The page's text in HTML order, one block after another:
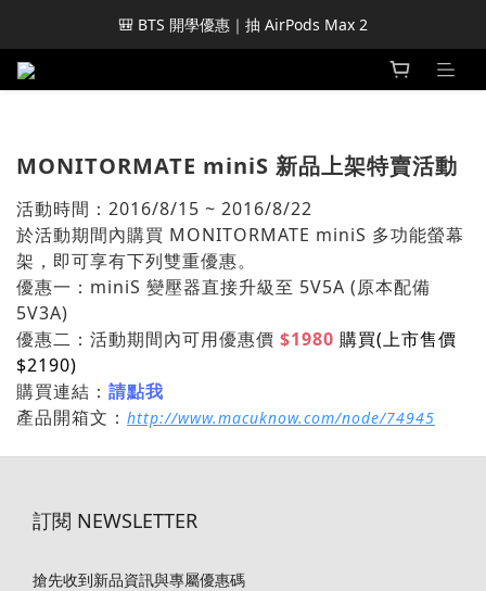
🎒 BTS 開學優惠｜抽 AirPods Max 2
MONITORMATE miniS 新品上架特賣活動
活動時間：2016/8/15 ~ 2016/8/22
於活動期間內購買 MONITORMATE miniS 多功能螢幕
架，即可享有下列雙重優惠。
優惠一：miniS 變壓器直接升級至 5V5A (原本配備
5V3A)
優惠二：活動期間內可用優惠價 $1980 購買(上市售價
$2190)
購買連結： 請點我
產品開箱文： http://www.macuknow.com/node/74945
訂閱 NEWSLETTER
搶先收到新品資訊與專屬優惠碼